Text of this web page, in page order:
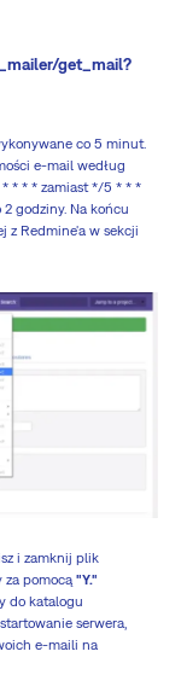
get_mail?
co 5 minut.
e-mail według
* * * * zamiast */5 * * *
godziny. Na końcu
z Redmine'a w sekcji
i zamknij plik
za pomocą "Y."
do katalogu
serwera,
e-maili na